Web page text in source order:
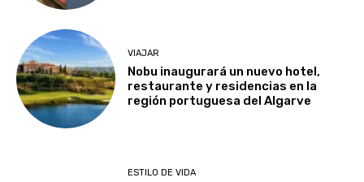
VIAJAR
Nobu inaugurará un nuevo hotel,
restaurante y residencias en la
región portuguesa del Algarve
ESTILO DE VIDA